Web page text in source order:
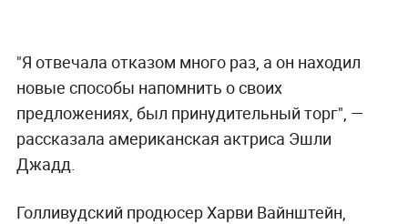
"Я отвечала отказом много раз, а он находил
новые способы напомнить о своих
предложениях, был принудительный торг", —
рассказала американская актриса Эшли
Джадд.
Голливудский продюсер Харви Вайнштейн,